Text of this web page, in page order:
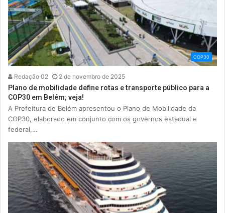
COP30
Redação 02 2 de novembro de 2025
Plano de mobilidade define rotas e transporte público para a
COP30 em Belém; veja!
A Prefeitura de Belém apresentou o Plano de Mobilidade da
COP30, elaborado em conjunto com os governos estadual e
federal,…